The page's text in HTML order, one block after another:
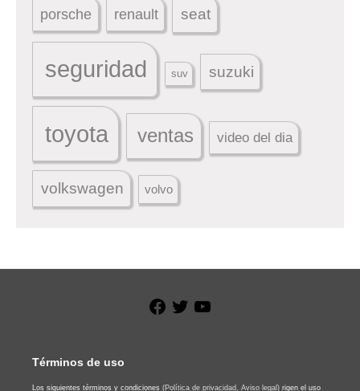
porsche renault seat
seguridad suv suzuki
toyota ventas video del dia
volkswagen volvo
Facebook
Twitter
Términos de uso
Los siguientes términos y condiciones (Política de privacidad, Aviso legal) rigen el uso